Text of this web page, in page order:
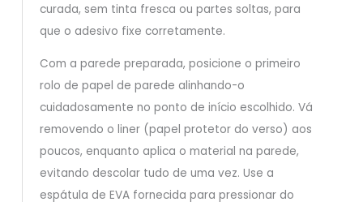
curada, sem tinta fresca ou partes soltas, para
que o adesivo fixe corretamente.
Com a parede preparada, posicione o primeiro
rolo de papel de parede alinhando-o
cuidadosamente no ponto de início escolhido. Vá
removendo o liner (papel protetor do verso) aos
poucos, enquanto aplica o material na parede,
evitando descolar tudo de uma vez. Use a
espátula de EVA fornecida para pressionar do